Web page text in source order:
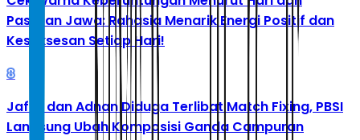
Pasaran Jawa: Rahasia Menarik Energi Positif dan
Kesuksesan Setiap Hari!
8
Jafar dan Adnan Diduga Terlibat Match Fixing, PBSI
Langsung Ubah Komposisi Ganda Campuran